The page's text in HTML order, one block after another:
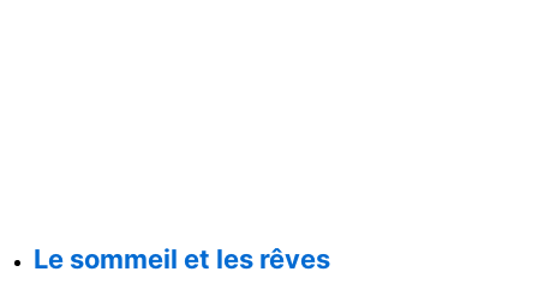
Le sommeil et les rêves